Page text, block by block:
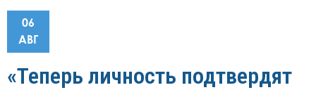
06
АВГ
«Теперь личность подтвердят